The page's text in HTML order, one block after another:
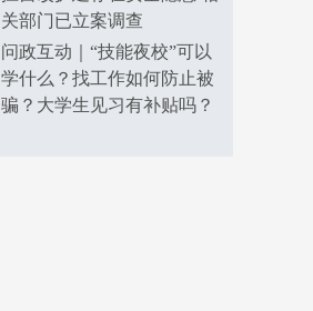
关部门已立案调查
问政互动｜“技能夜校”可以
学什么？找工作如何防止被
骗？大学生见习有补贴吗？